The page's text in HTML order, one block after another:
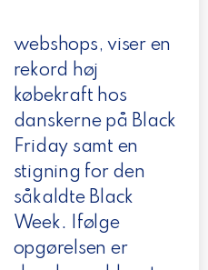
webshops, viser en
rekord høj
købekraft hos
danskerne på Black
Friday samt en
stigning for den
såkaldte Black
Week. Ifølge
opgørelsen er